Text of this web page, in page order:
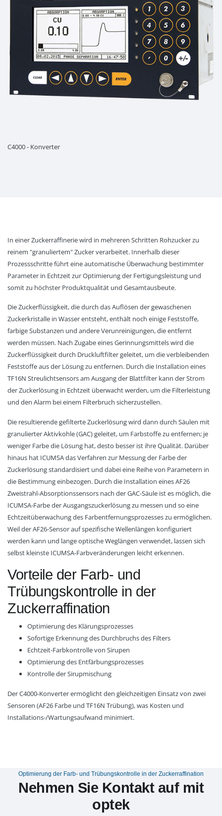
C4000 - Konverter
In einer Zuckerraffinerie wird in mehreren Schritten Rohzucker zu
reinem "granuliertem" Zucker verarbeitet. Innerhalb dieser
Prozessschritte führt eine automatische Überwachung bestimmter
Parameter in Echtzeit zur Optimierung der Fertigungsleistung und
somit zu höchster Produktqualität und Gesamtausbeute.
Die Zuckerflüssigkeit, die durch das Auflösen der gewaschenen
Zuckerkristalle in Wasser entsteht, enthält noch einige Feststoffe,
farbige Substanzen und andere Verunreinigungen, die entfernt
werden müssen. Nach Zugabe eines Gerinnungsmittels wird die
Zuckerflüssigkeit durch Druckluftfilter geleitet, um die verbleibenden
Feststoffe aus der Lösung zu entfernen. Durch die Installation eines
TF16N Streulichtsensors am Ausgang der Blattfilter kann der Strom
der Zuckerlösung in Echtzeit überwacht werden, um die Filterleistung
und den Alarm bei einem Filterbruch sicherzustellen.
Die resultierende gefilterte Zuckerlösung wird dann durch Säulen mit
granulierter Aktivkohle (GAC) geleitet, um Farbstoffe zu entfernen; je
weniger Farbe die Lösung hat, desto besser ist ihre Qualität. Darüber
hinaus hat ICUMSA das Verfahren zur Messung der Farbe der
Zuckerlösung standardisiert und dabei eine Reihe von Parametern in
die Bestimmung einbezogen. Durch die Installation eines AF26
Zweistrahl-Absorptionssensors nach der GAC-Säule ist es möglich, die
ICUMSA-Farbe der Ausgangszuckerlösung zu messen und so eine
Echtzeitüberwachung des Farbentfernungsprozesses zu ermöglichen.
Weil der AF26-Sensor auf spezifische Wellenlängen konfiguriert
werden kann und lange optische Weglängen verwendet, lassen sich
selbst kleinste ICUMSA-Farbveränderungen leicht erkennen.
Vorteile der Farb- und
Trübungskontrolle in der
Zuckerraffination
Optimierung des Klärungsprozesses
Sofortige Erkennung des Durchbruchs des Filters
Echtzeit-Farbkontrolle von Sirupen
Optimierung des Entfärbungsprozesses
Kontrolle der Sirupmischung
Der C4000-Konverter ermöglicht den gleichzeitigen Einsatz von zwei
Sensoren (AF26 Farbe und TF16N Trübung), was Kosten und
Installations-/Wartungsaufwand minimiert.
Optimierung der Farb- und Trübungskontrolle in der Zuckerraffination
Nehmen Sie Kontakt auf mit
optek